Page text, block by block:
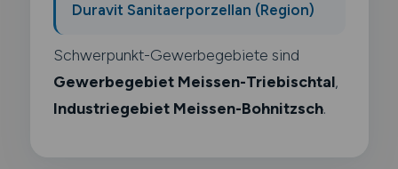
Duravit Sanitaerporzellan (Region)
Schwerpunkt-Gewerbegebiete sind
Gewerbegebiet Meissen-Triebischtal,
Industriegebiet Meissen-Bohnitzsch.